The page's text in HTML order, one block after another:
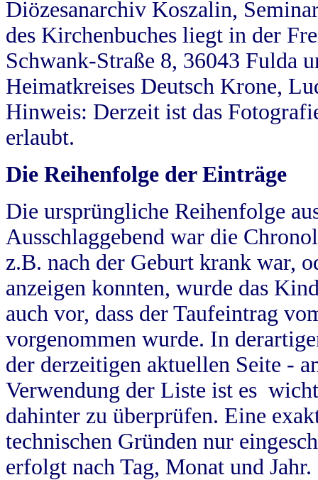
Diözesanarchiv Koszalin,
des Kirchenbuches liegt in der
Schwank-Straße 8, 36043 Fulda
Heimatkreises Deutsch Krone,
Hinweis: Derzeit ist das
erlaubt.
Die Reihenfolge der Einträge
Die ursprüngliche Reihenfolge
Ausschlaggebend war die
z.B. nach der Geburt krank war,
anzeigen konnten, wurde das
auch vor, dass der Taufeintrag
vorgenommen wurde. In
der derzeitigen aktuellen Seite -
Verwendung der Liste ist es
dahinter zu überprüfen. Eine
technischen Gründen nur
erfolgt nach Tag, Monat und Jahr.